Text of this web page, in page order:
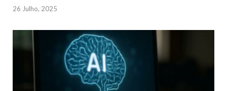
26 Julho, 2025